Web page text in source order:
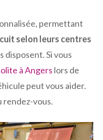
permettant
selon leurs centres
disposent. Si vous
à Angers lors de
peut vous aider.
rendez-vous.